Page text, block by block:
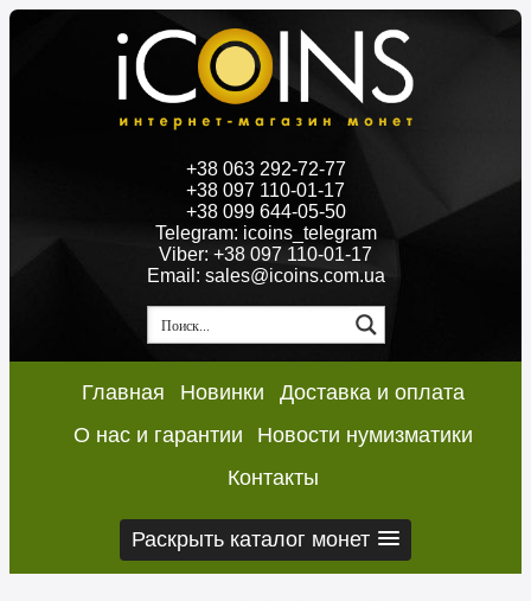
+38 063 292-72-77
+38 097 110-01-17
+38 099 644-05-50
Telegram: icoins_telegram
Viber: +38 097 110-01-17
Email: sales@icoins.com.ua
Главная Новинки
Доставка и оплата
О нас и гарантии
Новости нумизматики
Контакты
Раскрыть каталог монет